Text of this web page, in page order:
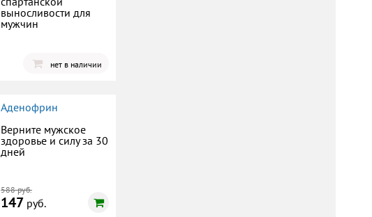
выносливости для
мужчин
нет в наличии
Аденофрин
Верните мужское
здоровье и силу за 30
дней
588 руб.
147 руб.